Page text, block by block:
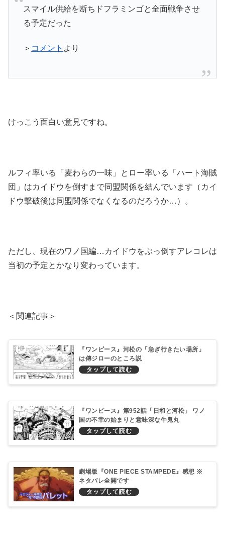
スマイル供給を断ちドフラミンゴと全面戦争させ
る予定だった
＞ コメント より
けっこう面白い意見ですね。
ルフィ率いる「麦わらの一味」とロー率いる「ハート海賊
団」はカイドウを倒すまで同盟関係を結んでいます（カイ
ドウ撃破後は同盟関係でなくなるのだろうか…）。
ただし、現在のワノ国編…カイドウをぶっ倒すアレコレは
当初の予定とかなり変わっています。
＜関連記事＞
『ワンピース』河松の「急ぎ行きたい場所」
は傳ジローのところ説
『ワンピース』第952話「日和と河松」 ワノ
国の不幸の始まりと意味深な牛鬼丸
劇場版『ONE PIECE STAMPEDE』感想 ※
ネタバレ全開です